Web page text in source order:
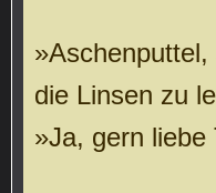
die Linsen zu
»Ja, gern liebe